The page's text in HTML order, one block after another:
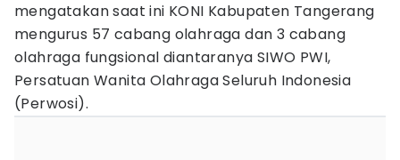
mengatakan saat ini KONI Kabupaten Tangerang
mengurus 57 cabang olahraga dan 3 cabang
olahraga fungsional diantaranya SIWO PWI,
Persatuan Wanita Olahraga Seluruh Indonesia
(Perwosi).